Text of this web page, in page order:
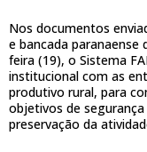
Nos documentos
e bancada
feira (19), o Sistema
institucional com as
produtivo rural, para
objetivos de
preservação da